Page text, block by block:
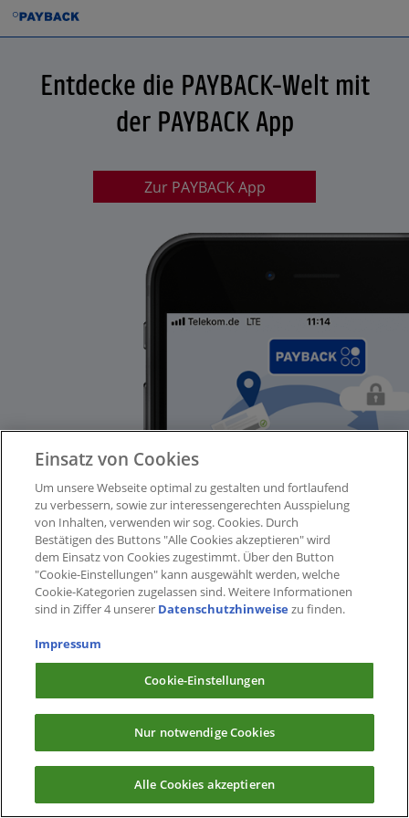
Entdecke die PAYBACK-Welt mit
der PAYBACK App
Zur PAYBACK App
Einsatz von Cookies
Um unsere Webseite optimal zu gestalten und fortlaufend
zu verbessern, sowie zur interessengerechten Ausspielung
von Inhalten, verwenden wir sog. Cookies. Durch
Bestätigen des Buttons "Alle Cookies akzeptieren" wird
dem Einsatz von Cookies zugestimmt. Über den Button
"Cookie-Einstellungen" kann ausgewählt werden, welche
Cookie-Kategorien zugelassen sind. Weitere Informationen
sind in Ziffer 4 unserer Datenschutzhinweise zu finden.
Impressum
Cookie-Einstellungen
Nur notwendige Cookies
Alle Cookies akzeptieren